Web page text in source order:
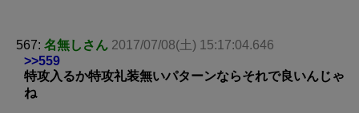
567: 名無しさん 2017/07/08(土) 15:17:04.646
>>559
特攻入るか特攻礼装無いパターンならそれで良いんじゃ
ね